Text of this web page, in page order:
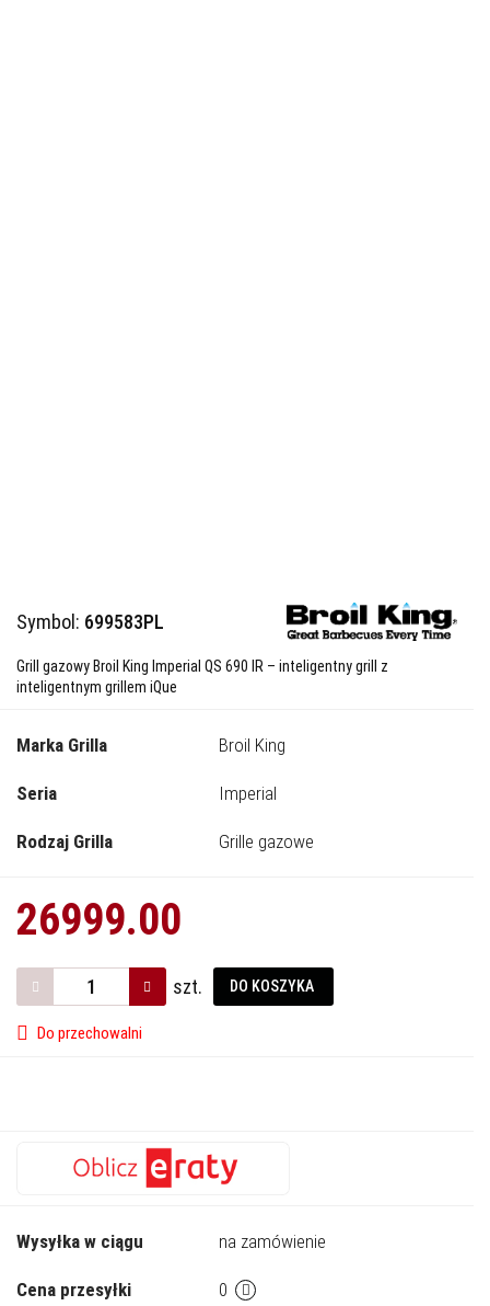
Symbol: 699583PL
Grill gazowy Broil King Imperial QS 690 IR – inteligentny grill z
inteligentnym grillem iQue
Marka Grilla Broil King
Seria Imperial
Rodzaj Grilla Grille gazowe
26999.00
szt. DO KOSZYKA
Do przechowalni
Wysyłka w ciągu na zamówienie
Cena przesyłki 0